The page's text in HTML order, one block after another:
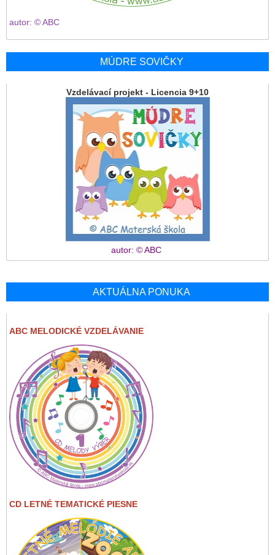
autor: © ABC
MÚDRE SOVIČKY
Vzdelávací projekt - Licencia 9+10
autor: © ABC
AKTUÁLNA PONUKA
ABC MELODICKÉ VZDELÁVANIE
CD LETNÉ TEMATICKÉ PIESNE